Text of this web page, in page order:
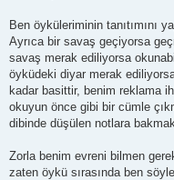
Ben öyküleriminin tanıtımını
Ayrıca bir savaş geçiyorsa
savaş merak ediliyorsa
öyküdeki diyar merak
kadar basittir, benim reklama
okuyun önce gibi bir cümle
dibinde düşülen notlara
Zorla benim evreni bilmen
zaten öykü sırasında ben